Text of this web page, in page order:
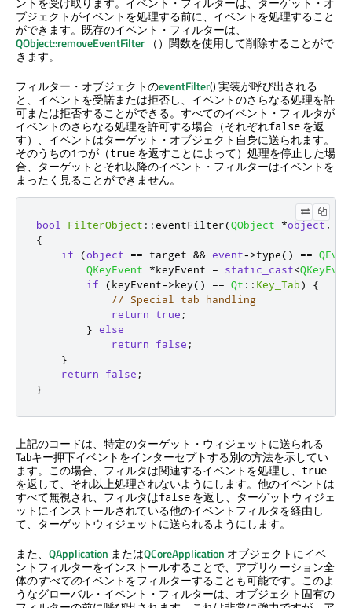
ブジェクトがイベントを処理する前に、イベントを処理すること
ができます。既存のイベント・フィルターは、
QObject::removeEventFilter （）関数を使用して削除することがで
きます。
フィルター・オブジェクトのeventFilter() 実装が呼び出される
と、イベントを受諾または拒否し、イベントのさらなる処理を許
可または拒否することができる。すべてのイベント・フィルタが
イベントのさらなる処理を許可する場合（それぞれfalse を返
す）、イベントはターゲット・オブジェクト自身に送られます。
そのうちの1つが（true を返すことによって）処理を停止した場
合、ターゲットとそれ以降のイベント・フィルターはイベントを
まったく見ることができません。
bool FilterObject ::eventFilter(QObject *object ,
{
if
(object == target && event->type() ==
QKeyEvent
*keyEvent = static_cast<
if
(keyEvent->key() == Qt :: Key_Tab)
{
// Special tab handling
return
true ;
} else
return
false ;
}
return
false ;
}
上記のコードは、特定のターゲット・ウィジェットに送られる
Tabキー押下イベントをインターセプトする別の方法を示してい
ます。この場合、フィルタは関連するイベントを処理し、 true
を返して、それ以上処理されないようにします。他のイベントは
すべて無視され、フィルタはfalse を返し、ターゲットウィジェ
ットにインストールされている他のイベントフィルタを経由し
て、ターゲットウィジェットに送られるようにします。
また、 QApplication またはQCoreApplication オブジェクトにイベ
ントフィルターをインストールすることで、アプリケーション全
体のすべてのイベントをフィルターすることも可能です。このよ
うなグローバル・イベント・フィルターは、オブジェクト固有の